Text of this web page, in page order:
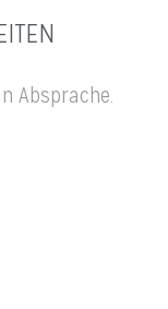
Absprache.